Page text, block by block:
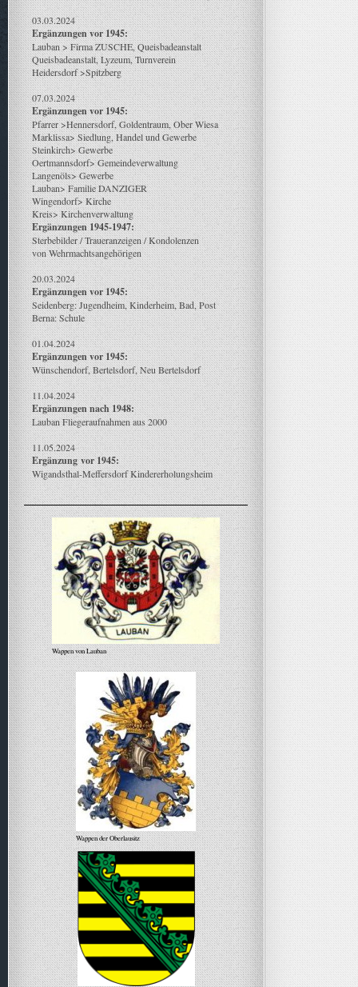
03.03.2024
Ergänzungen vor 1945:
Lauban > Firma ZUSCHE, Queisbadeanstalt
Queisbadeanstalt, Lyzeum, Turnverein
Heidersdorf >Spitzberg
07.03.2024
Ergänzungen vor 1945:
Pfarrer >Hennersdorf, Goldentraum, Ober Wiesa
Marklissa> Siedlung, Handel und Gewerbe
Steinkirch> Gewerbe
Oertmannsdorf> Gemeindeverwaltung
Langenöls> Gewerbe
Lauban> Familie DANZIGER
Wingendorf> Kirche
Kreis> Kirchenverwaltung
Ergänzungen 1945-1947:
Sterbebilder / Traueranzeigen / Kondolenzen
von Wehrmachtsangehörigen
20.03.2024
Ergänzungen vor 1945:
Seidenberg: Jugendheim, Kinderheim, Bad, Post
Berna: Schule
01.04.2024
Ergänzungen vor 1945:
Wünschendorf, Bertelsdorf, Neu Bertelsdorf
11.04.2024
Ergänzungen nach 1948:
Lauban Fliegeraufnahmen aus 2000
11.05.2024
Ergänzungvor 1945:
Wigandsthal-Meffersdorf Kindererholungsheim
Wappen von Lauban
Wappen der Oberlausitz